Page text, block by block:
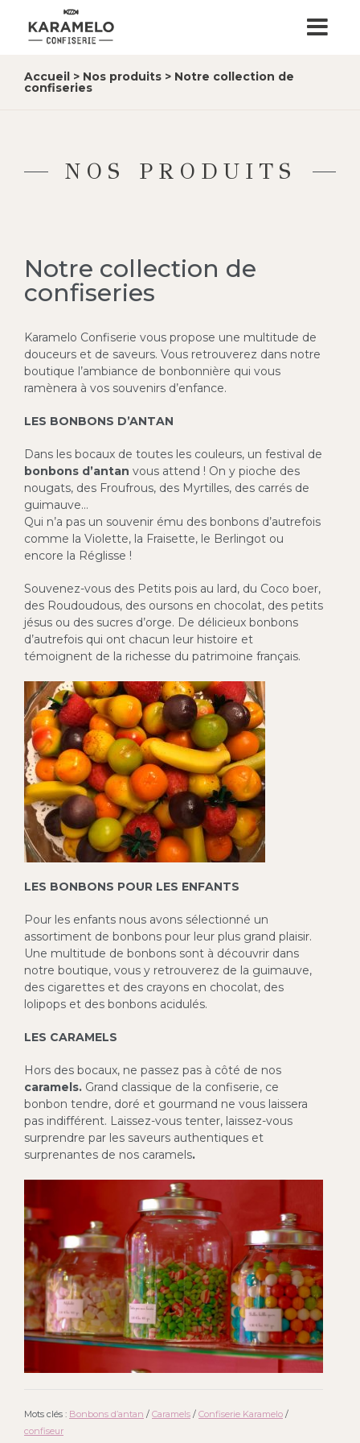
Accueil > Nos produits > Notre collection de
confiseries
NOS PRODUITS
Notre collection de
confiseries
Karamelo Confiserie vous propose une multitude de
douceurs et de saveurs. Vous retrouverez dans notre
boutique l’ambiance de bonbonnière qui vous
ramènera à vos souvenirs d’enfance.
LES BONBONS D’ANTAN
Dans les bocaux de toutes les couleurs, un festival de
bonbons d’antan vous attend ! On y pioche des
nougats, des Froufrous, des Myrtilles, des carrés de
guimauve…
Qui n’a pas un souvenir ému des bonbons d’autrefois
comme la Violette, la Fraisette, le Berlingot ou
encore la Réglisse !
Souvenez-vous des Petits pois au lard, du Coco boer,
des Roudoudous, des oursons en chocolat, des petits
jésus ou des sucres d’orge. De délicieux bonbons
d’autrefois qui ont chacun leur histoire et
témoignent de la richesse du patrimoine français.
LES BONBONS POUR LES ENFANTS
Pour les enfants nous avons sélectionné un
assortiment de bonbons pour leur plus grand plaisir.
Une multitude de bonbons sont à découvrir dans
notre boutique, vous y retrouverez de la guimauve,
des cigarettes et des crayons en chocolat, des
lolipops et des bonbons acidulés.
LES CARAMELS
Hors des bocaux, ne passez pas à côté de nos
caramels. Grand classique de la confiserie, ce
bonbon tendre, doré et gourmand ne vous laissera
pas indifférent. Laissez-vous tenter, laissez-vous
surprendre par les saveurs authentiques et
surprenantes de nos caramels.
Mots clés : Bonbons d’antan / Caramels / Confiserie Karamelo /
confiseur